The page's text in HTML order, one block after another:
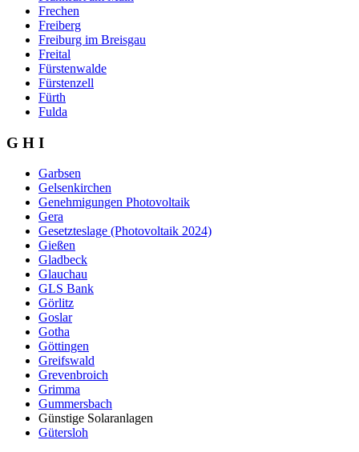
Frechen
Freiberg
Freiburg im Breisgau
Freital
Fürstenwalde
Fürstenzell
Fürth
Fulda
G H I
Garbsen
Gelsenkirchen
Genehmigungen Photovoltaik
Gera
Gesetzteslage (Photovoltaik 2024)
Gießen
Gladbeck
Glauchau
GLS Bank
Görlitz
Goslar
Gotha
Göttingen
Greifswald
Grevenbroich
Grimma
Gummersbach
Günstige Solaranlagen
Gütersloh